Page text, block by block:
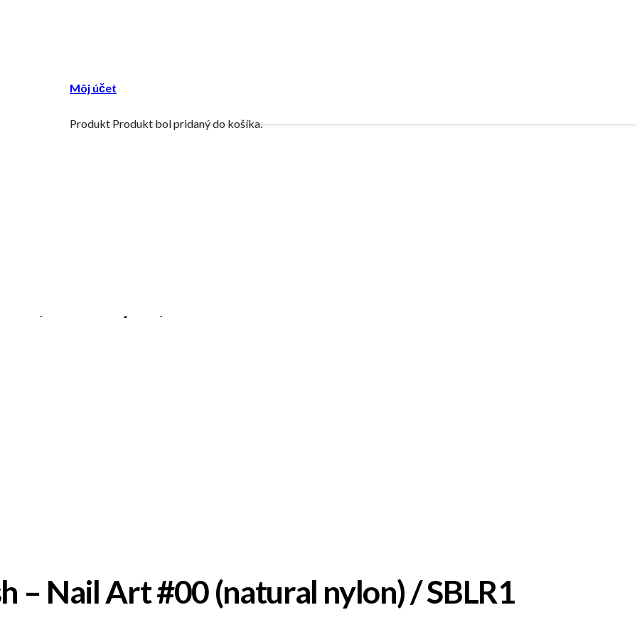
Môj účet
ProduktProduktbol pridaný do košíka.
(natural nylon) / SLBR1
– Nail Art #00 (natural nylon) / SBLR1